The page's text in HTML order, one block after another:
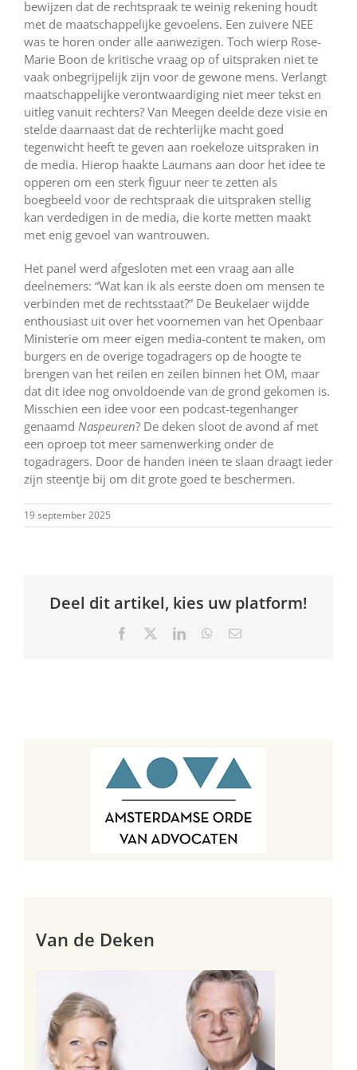
bewijzen dat de rechtspraak te weinig rekening houdt
met de maatschappelijke gevoelens. Een zuivere NEE
was te horen onder alle aanwezigen. Toch wierp Rose-
Marie Boon de kritische vraag op of uitspraken niet te
vaak onbegrijpelijk zijn voor de gewone mens. Verlangt
maatschappelijke verontwaardiging niet meer tekst en
uitleg vanuit rechters? Van Meegen deelde deze visie en
stelde daarnaast dat de rechterlijke macht goed
tegenwicht heeft te geven aan roekeloze uitspraken in
de media. Hierop haakte Laumans aan door het idee te
opperen om een sterk figuur neer te zetten als
boegbeeld voor de rechtspraak die uitspraken stellig
kan verdedigen in de media, die korte metten maakt
met enig gevoel van wantrouwen.
Het panel werd afgesloten met een vraag aan alle
deelnemers: “Wat kan ik als eerste doen om mensen te
verbinden met de rechtsstaat?” De Beukelaer wijdde
enthousiast uit over het voornemen van het Openbaar
Ministerie om meer eigen media-content te maken, om
burgers en de overige togadragers op de hoogte te
brengen van het reilen en zeilen binnen het OM, maar
dat dit idee nog onvoldoende van de grond gekomen is.
Misschien een idee voor een podcast-tegenhanger
genaamd Naspeuren? De deken sloot de avond af met
een oproep tot meer samenwerking onder de
togadragers. Door de handen ineen te slaan draagt ieder
zijn steentje bij om dit grote goed te beschermen.
19 september 2025
Deel dit artikel, kies uw platform!
Facebook LinkedInWhatsApp
E-
Van de Deken